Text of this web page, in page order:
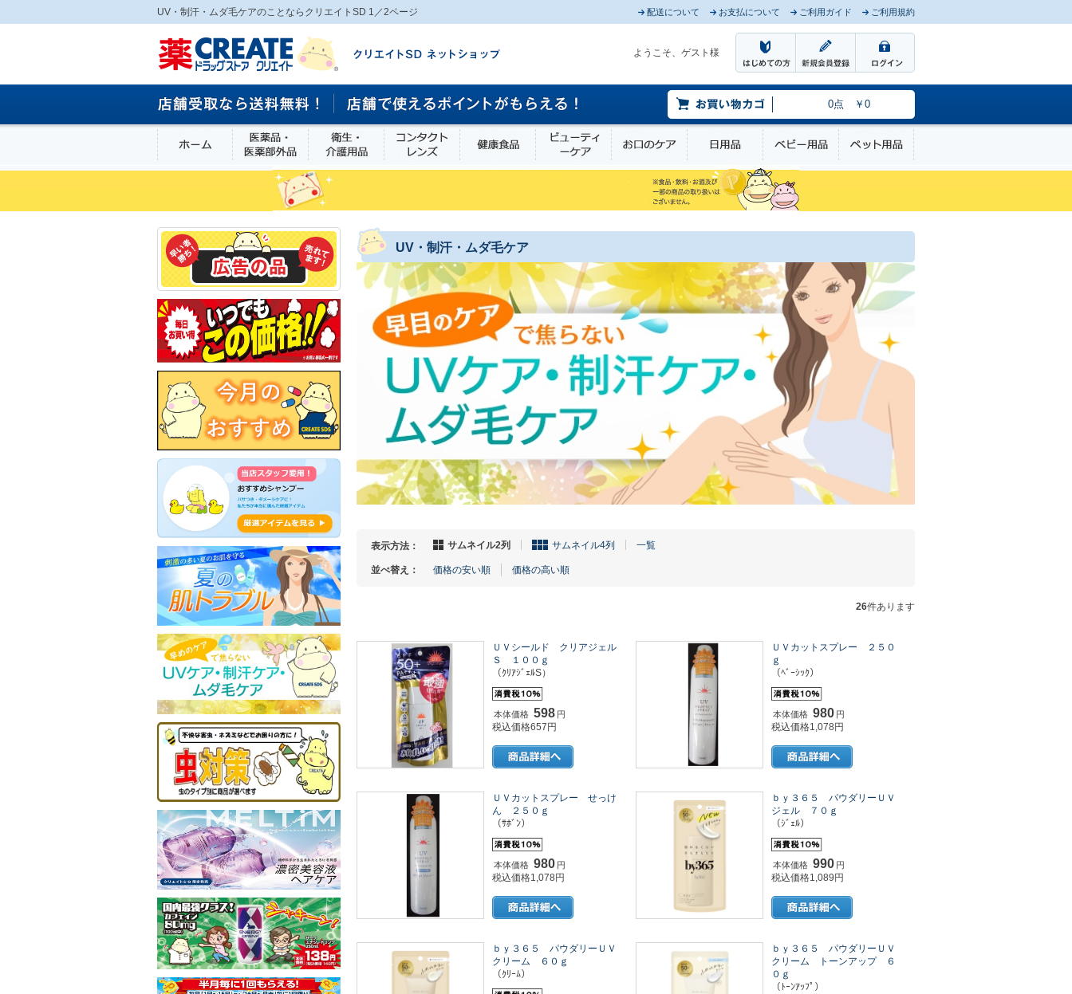
UV・制汗・ムダ毛ケアのことならクリエイトSD 1／2ページ 配送について お支払について ご利用ガイド ご利用規約
ようこそ、ゲスト様
0点 ￥0
ホーム 医薬品・医薬部外品衛生・介護用品 コンタクトレンズ健康食品 ビューティーケアお口のケア 日用品 ベビー用品 ペット用品
UV・制汗・ムダ毛ケア
表示方法： サムネイル2列 サムネイル4列 一覧
並べ替え： 価格の安い順 価格の高い順
26件あります
ＵＶシールド クリアジェル
Ｓ １００ｇ
（ｸﾘｱｼﾞｪﾙS）
本体価格 598 円
税込価格657円
ＵＶカットスプレー ２５０
ｇ
（ﾍﾞｰｼｯｸ）
本体価格 980 円
税込価格1,078円
ＵＶカットスプレー せっけ
ん ２５０ｇ
（ｻﾎﾞﾝ）
本体価格 980 円
税込価格1,078円
ｂｙ３６５ パウダリーＵＶ
ジェル ７０ｇ
（ｼﾞｪﾙ）
本体価格 990 円
税込価格1,089円
ｂｙ３６５ パウダリーＵＶ
クリーム ６０ｇ
（ｸﾘｰﾑ）
ｂｙ３６５ パウダリーＵＶ
クリーム トーンアップ ６
０ｇ
（ﾄｰﾝｱｯﾌﾟ）